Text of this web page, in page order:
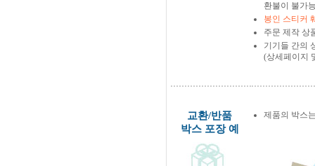
환불이 불가
봉인 스티커
주문 제작 상
기기들 간의
(상세페이지
교환/반품
박스 포장 예
제품의 박스